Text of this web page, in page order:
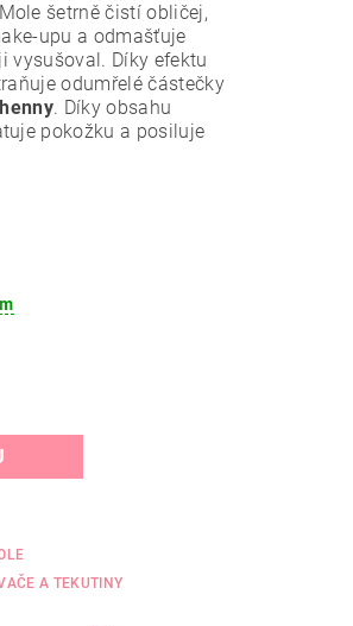
šetrně čistí obličej,
upu a odmašťuje
vysušoval. Díky efektu
odumřelé částečky
. Díky obsahu
pokožku a posiluje
A TEKUTINY